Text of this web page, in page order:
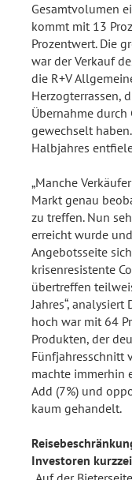
Gesamtvolumen
kommt mit 13
Prozentwert. Die
war der Verkauf
die R+V
Herzogterrassen,
Übernahme
gewechselt
Halbjahres
„Manche
Markt genau
zu treffen. Nun
erreicht wurde
Angebotsseite
krisenresistente
übertreffen
Jahres“,
hoch war mit 64
Produkten, der
Fünfjahresschnitt
machte immerhin
Add (7%) und
kaum gehandelt.
Investoren